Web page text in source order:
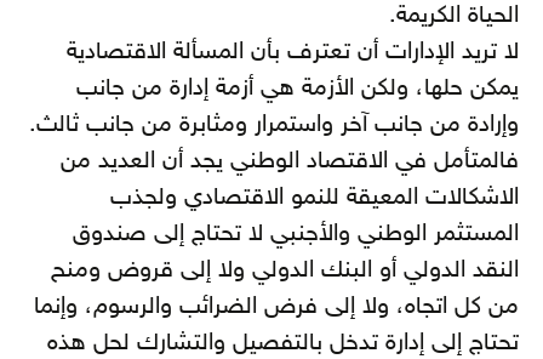
الحياة الكريمة.
لا تريد الإدارات أن تعترف بأن المسألة الاقتصادية
يمكن حلها، ولكن الأزمة هي أزمة إدارة من جانب
وإرادة من جانب آخر واستمرار ومثابرة من جانب ثالث.
فالمتأمل في الاقتصاد الوطني يجد أن العديد من
الاشكالات المعيقة للنمو الاقتصادي ولجذب
المستثمر الوطني والأجنبي لا تحتاج إلى صندوق
النقد الدولي أو البنك الدولي ولا إلى قروض ومنح
من كل اتجاه، ولا إلى فرض الضرائب والرسوم، وإنما
تحتاج إلى إدارة تدخل بالتفصيل والتشارك لحل هذه